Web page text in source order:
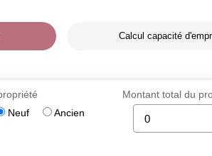
Calcul capacité